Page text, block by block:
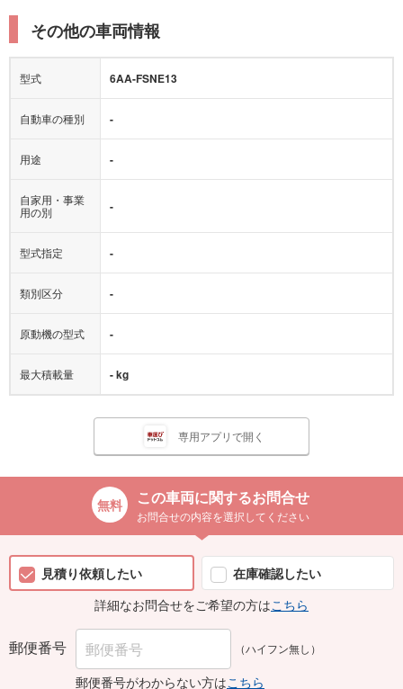
その他の車両情報
型式 6AA-FSNE13
自動車の種別 -
用途 -
自家用・事業
用の別
-
型式指定 -
類別区分 -
原動機の型式 -
最大積載量 - kg
専用アプリで開く
この車両に関するお問合せ
お問合せの内容を選択してください
見積り依頼したい
在庫確認したい
詳細なお問合せをご希望の方はこちら
郵便番号 （ハイフン無し）
郵便番号がわからない方はこちら